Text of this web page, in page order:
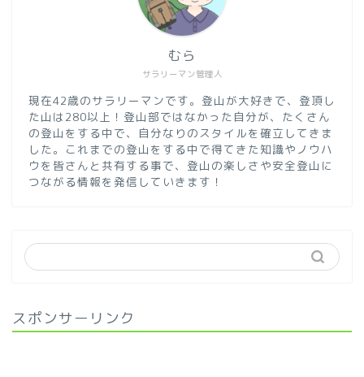
サラリーマン管理人
むら
現在42歳のサラリーマンです。登山が大好きで、登頂し
た山は280以上！登山部ではなかった自分が、たくさん
の登山をする中で、自分なりのスタイルを確立してきま
した。これまでの登山をする中で得てきた知識やノウハ
ウを皆さんと共有する事で、登山の楽しさや安全登山に
つながる情報を発信していきます！
スポンサーリンク